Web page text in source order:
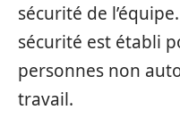
sécurité de
sécurité est établi
personnes non
travail.